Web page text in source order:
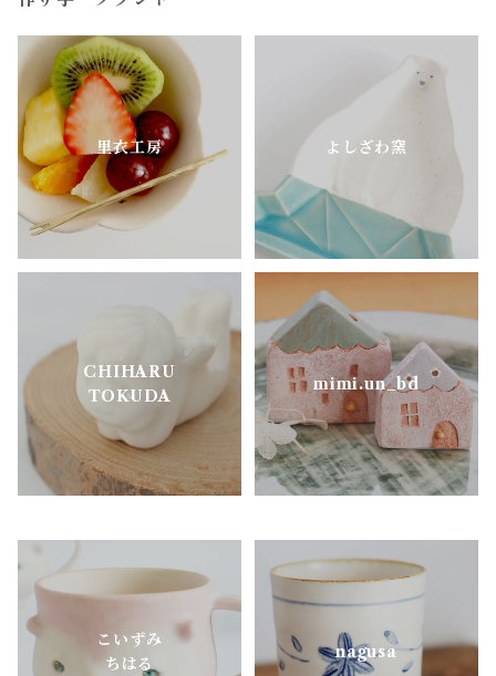
陶房はせがわ
ニシクミ
樋口萌
古谷製陶所
明山窯
よしざわ窯
aobapottery
CHIHARU TOKUDA
真鍮・アルミ
どうぶつのうつわ
お花のうつわ
里衣工房 よしざわ窯
CHIHARU
TOKUDA
mimi.un_bd
こいずみ
ちはる
nagusa